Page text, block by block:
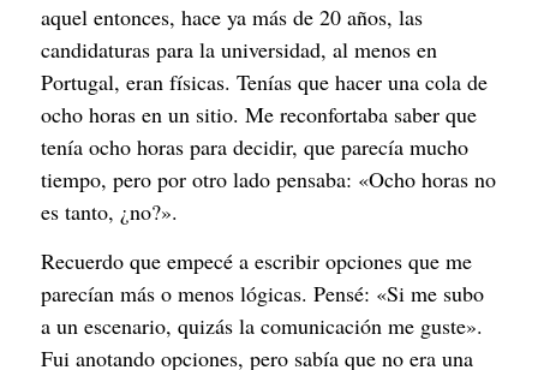
aquel entonces, hace ya más de 20 años, las
candidaturas para la universidad, al menos en
Portugal, eran físicas. Tenías que hacer una cola de
ocho horas en un sitio. Me reconfortaba saber que
tenía ocho horas para decidir, que parecía mucho
tiempo, pero por otro lado pensaba: «Ocho horas no
es tanto, ¿no?».
Recuerdo que empecé a escribir opciones que me
parecían más o menos lógicas. Pensé: «Si me subo
a un escenario, quizás la comunicación me guste».
Fui anotando opciones, pero sabía que no era una